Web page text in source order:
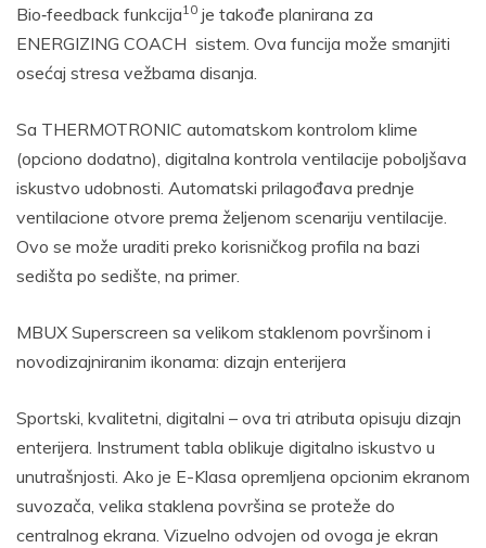
Bio‑feedback funkcija10 je takođe planirana za
ENERGIZING COACH sistem. Ova funcija može smanjiti
osećaj stresa vežbama disanja.
Sa THERMOTRONIC automatskom kontrolom klime
(opciono dodatno), digitalna kontrola ventilacije poboljšava
iskustvo udobnosti. Automatski prilagođava prednje
ventilacione otvore prema željenom scenariju ventilacije.
Ovo se može uraditi preko korisničkog profila na bazi
sedišta po sedište, na primer.
MBUX Superscreen sa velikom staklenom površinom i
novodizajniranim ikonama: dizajn enterijera
Sportski, kvalitetni, digitalni – ova tri atributa opisuju dizajn
enterijera. Instrument tabla oblikuje digitalno iskustvo u
unutrašnjosti. Ako je E-Klasa opremljena opcionim ekranom
suvozača, velika staklena površina se proteže do
centralnog ekrana. Vizuelno odvojen od ovoga je ekran